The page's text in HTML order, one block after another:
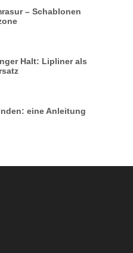
– Schablonen
Halt: Lipliner als
eine Anleitung